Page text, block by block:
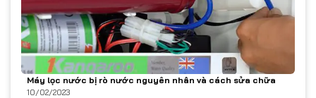
Máy lọc nước bị rò nước nguyên nhân và cách sửa chữa
10/02/2023